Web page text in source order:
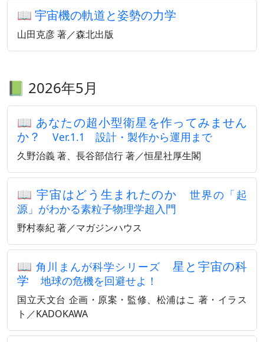
📖 宇宙機の軌道と姿勢の力学
山田克彦 著／森北出版
📗 2026年5月
📖 あなたの超小型衛星を作ってみません
か？ Ver.1.1 設計・製作から運用まで
久野治義 著、長谷部信行 著／恒星社厚生閣
📖宇宙はどう生まれたのか世界の「起
源」がわかる素粒子物理学超入門
野村泰紀 著／マガジンハウス
📖角川まんが科学シリーズ
星と宇宙の科
学 地球の危機を回避せよ！
国立天文台 企画・原案・監修、松浦はこ 著・イラス
ト／KADOKAWA